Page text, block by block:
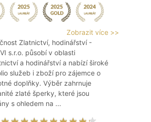
Zobrazit více >>
Zlatnictví, hodinářství -
s.r.o. působí v oblasti
a hodinářství a nabízí široké
služeb i zboží pro zájemce o
doplňky. Výběr zahrnuje
zlaté šperky, které jsou
s ohledem na ...